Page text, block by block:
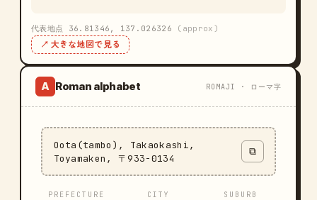
代表地点 36.81346, 137.026326 (approx)
↗ 大きな地図で見る
A Roman alphabet ROMAJI · ローマ字
Oota(tambo), Takaokashi,
Toyamaken, 〒933-0134
⧉
PREFECTURE CITY SUBURB